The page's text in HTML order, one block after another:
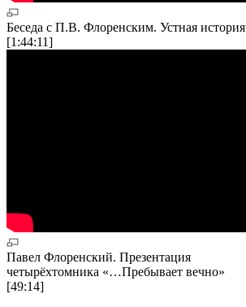
Беседа с П.В. Флоренским. Устная история
[1:44:11]
Павел Флоренский. Презентация
четырёхтомника «…Пребывает вечно»
[49:14]